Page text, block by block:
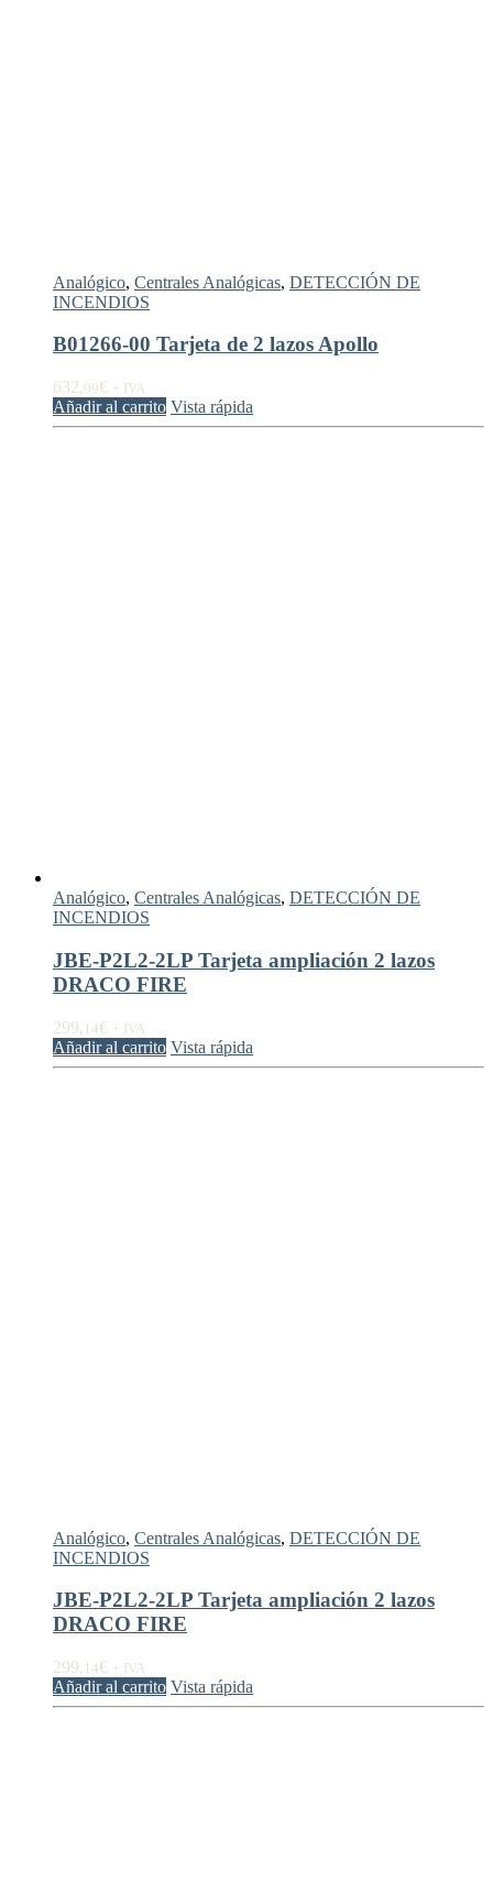
Analógico, Centrales Analógicas, DETECCIÓN DE
INCENDIOS
B01266-00 Tarjeta de 2 lazos Apollo
632,99€ + IVA
Añadir al carrito Vista rápida
Analógico, Centrales Analógicas, DETECCIÓN DE
INCENDIOS
JBE-P2L2-2LP Tarjeta ampliación 2 lazos
DRACO FIRE
299, 14€ + IVA
Añadir al carrito Vista rápida
Analógico, Centrales Analógicas, DETECCIÓN DE
INCENDIOS
JBE-P2L2-2LP Tarjeta ampliación 2 lazos
DRACO FIRE
299, 14€ + IVA
Añadir al carrito Vista rápida